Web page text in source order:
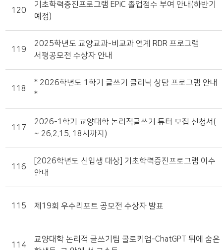
120
기초학력증진프로그램 EPiC 졸업점수 부여 안내(하반기
예정)
119
2025학년도 교양교과-비교과 연계 RDR 프로그램
서평공모전 수상자 안내
118
* 2026학년도 1학기 글쓰기 클리닉 상담 프로그램 안내
*
117
2026-1학기 교양대학 논리적글쓰기 튜터 모집 신청서(
~ 26.2.15. 18시까지)
116
[2026학년도 신입생 대상] 기초학력증진프로그램 이수
안내
115 제19회 우수리포트 공모전 수상자 발표
114
교양대학 논리적 글쓰기팀 콜로키엄-ChatGPT 뒤에 숨은